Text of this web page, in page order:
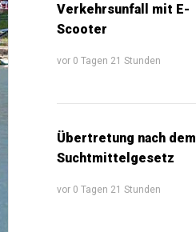
Verkehrsunfall mit E-
Scooter
vor 0 Tagen 21 Stunden
Übertretung nach dem
Suchtmittelgesetz
vor 0 Tagen 21 Stunden